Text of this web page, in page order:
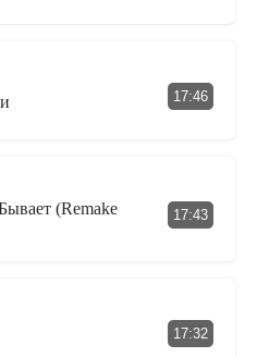
17:46
(Remake
17:43
17:32